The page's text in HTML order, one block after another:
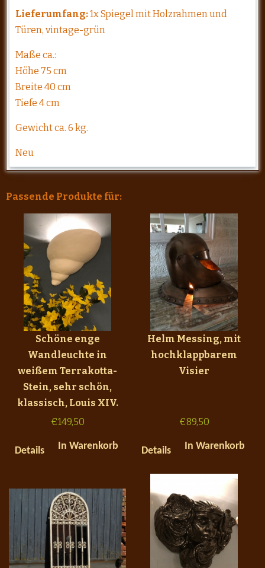
Lieferumfang:1x Spiegel mit Holzrahmen und
Türen, vintage-grün
Maße ca.:
Höhe 75 cm
Breite 40 cm
Tiefe 4 cm
Gewicht ca. 6 kg.
Neu
Passende Produkte für:
Schöne enge
Wandleuchte in
weißem Terrakotta-
Stein, sehr schön,
klassisch, Louis XIV.
€149,50
Details In Warenkorb
Helm Messing, mit
hochklappbarem
Visier
€89,50
Details In Warenkorb